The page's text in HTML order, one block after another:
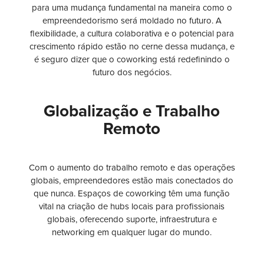
para uma mudança fundamental na maneira como o
empreendedorismo será moldado no futuro. A
flexibilidade, a cultura colaborativa e o potencial para
crescimento rápido estão no cerne dessa mudança, e
é seguro dizer que o coworking está redefinindo o
futuro dos negócios.
Globalização e Trabalho
Remoto
Com o aumento do trabalho remoto e das operações
globais, empreendedores estão mais conectados do
que nunca. Espaços de coworking têm uma função
vital na criação de hubs locais para profissionais
globais, oferecendo suporte, infraestrutura e
networking em qualquer lugar do mundo.